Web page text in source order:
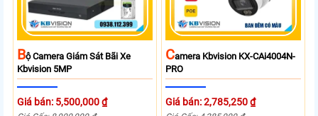
BỘ Camera Giám Sát Bãi Xe
Kbvision 5MP
Giá bán: 5,500,000 ₫
CAmera Kbvision KX-CAi4004N-
PRO
Giá bán: 2,785,250 ₫